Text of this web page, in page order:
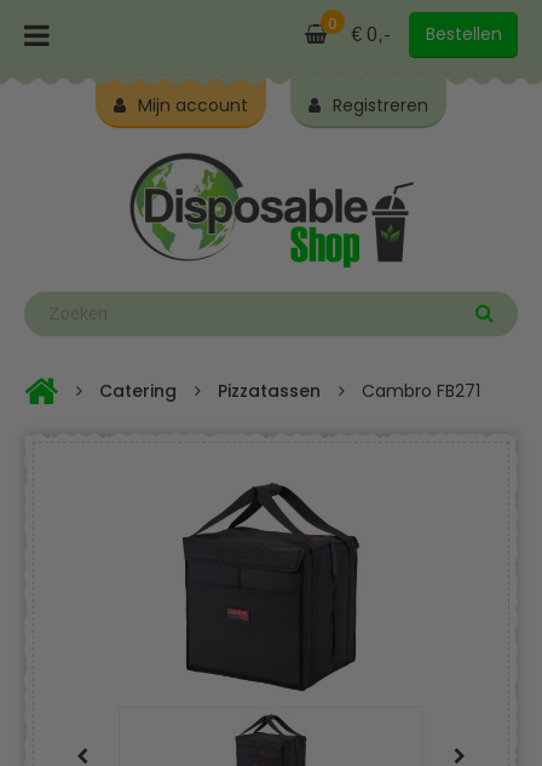
0 € 0,- Bestellen
Mijn account Registreren
Catering Pizzatassen Cambro FB271